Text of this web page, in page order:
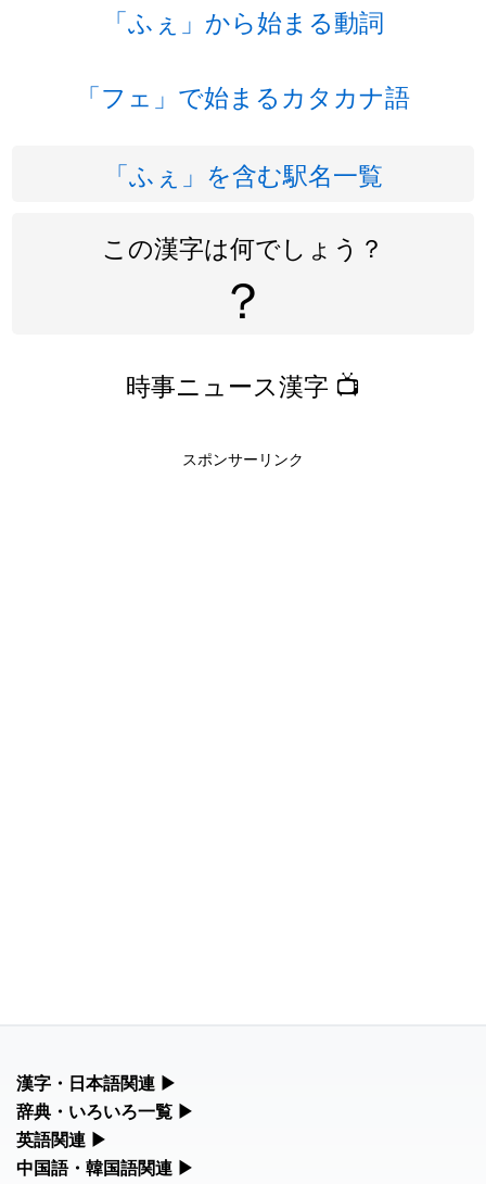
「ふぇ」から始まる動詞
「フェ」で始まるカタカナ語
「ふぇ」を含む駅名一覧
この漢字は何でしょう？
？
時事ニュース漢字 📺
スポンサーリンク
漢字・日本語関連 ▶
漢字の読み方検索、手書き入力、書き順練習など、日本語学習に
人名漢字辞典 - 読み方検索
辞典・いろいろ一覧 ▶
部首・画数別の漢字一覧、熟語辞典、地名・駅名検索など、各種
リファレンスツールです。
英語関連 ▶
カタカナ語・略語の意味検索、発音記号、リスニング練習など英
中国語・韓国語関連 ▶